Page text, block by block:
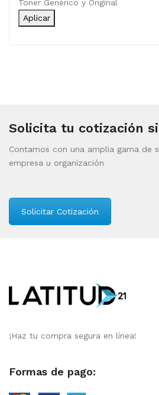
Toner Genérico y Original
Aplicar
Solicita tu cotización
Contamos con una amplia gama de
empresa u organización
Solicitar Cotización
¡Haz tu compra segura en línea!
Formas de pago: